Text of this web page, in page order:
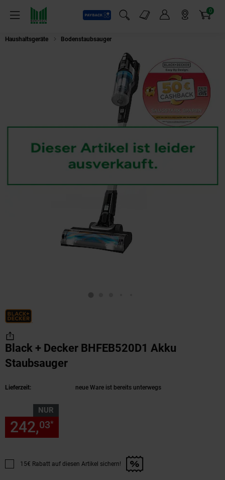
Menü
Payback
Suchfeld einblenden
Markt-Angebote 0
Artikel
Haushaltsgeräte Bodenstaubsauger
Black + Decker BHFEB520D1 Akku
Staubsauger
Lieferzeit: neue Ware ist bereits unterwegs
NUR
242,03*
Promotion "15€ Rabatt auf diesen Artikel sichern!" anwenden
15€ Rabatt auf diesen Artikel sichern!